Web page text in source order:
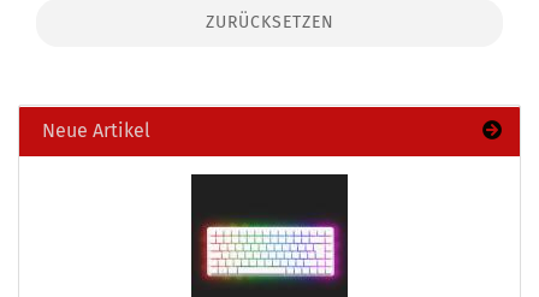
ZURÜCKSETZEN
Neue Artikel